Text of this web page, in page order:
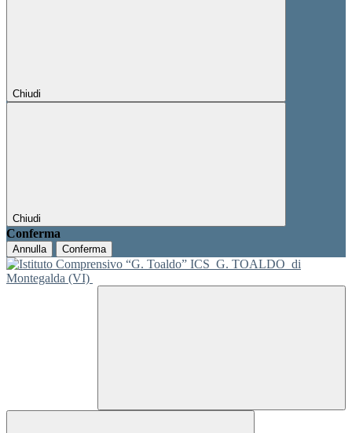
Chiudi
Chiudi
Conferma
Annulla Conferma
ICS G. TOALDO di
Montegalda (VI)